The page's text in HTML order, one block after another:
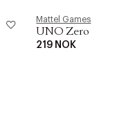
Mattel Games
UNO Zero
219 NOK